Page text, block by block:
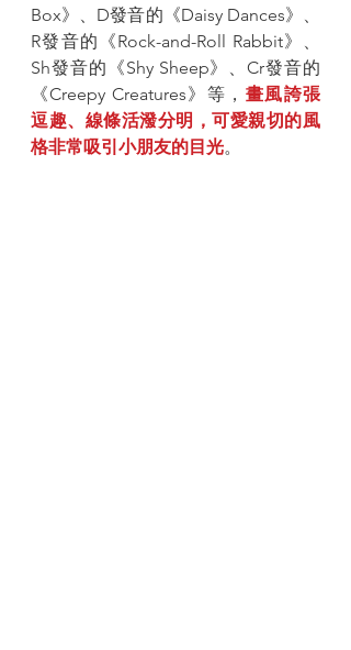
Box》、D發音的《Daisy Dances》、
R發音的《Rock-and-Roll Rabbit》、
Sh發音的《Shy Sheep》、Cr發音的
《Creepy Creatures》等， 畫風誇張
逗趣、線條活潑分明，可愛親切的風
格非常吸引小朋友的目光。